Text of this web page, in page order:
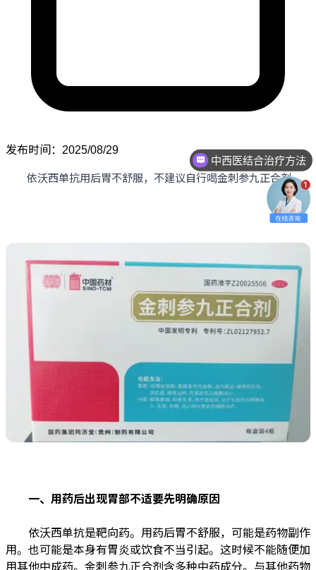
发布时间：2025/08/29
依沃西单抗用后胃不舒服，不建议自行喝金刺参九正合剂。
一、用药后出现胃部不适要先明确原因
依沃西单抗是靶向药。用药后胃不舒服，可能是药物副作
用。也可能是本身有胃炎或饮食不当引起。这时候不能随便加
用其他中成药。金刺参九正合剂含多种中药成分。与其他药物
中西医结合治疗方法